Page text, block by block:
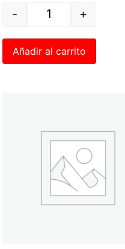
- +
Añadir al carrito